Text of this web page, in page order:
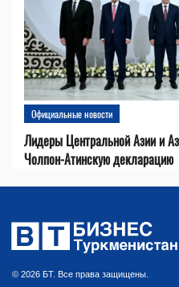
Официальные новости
Лидеры Центральной Азии и
Чолпон-Атинскую декларацию
© 2026 БТ. Все права защищены.